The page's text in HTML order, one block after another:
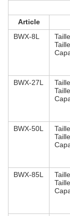
Article
BWX-8L
BWX-27L
BWX-50L
BWX-85L